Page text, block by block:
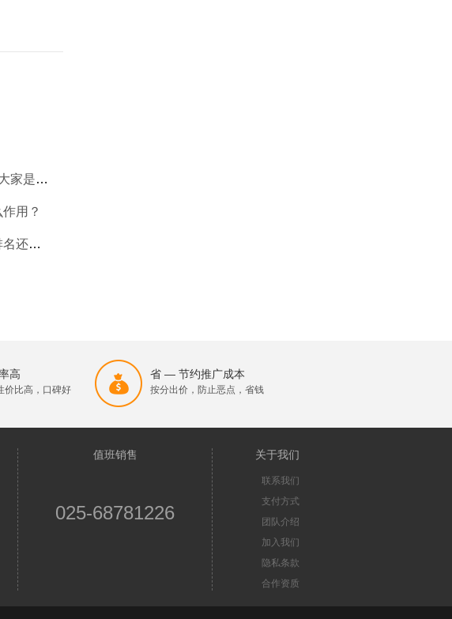
理解的
用？
靠后
高
价比高，口碑好
省 — 节约推广成本
按分出价，防止恶点，省钱
值班销售
025-68781226
关于我们
联系我们
支付方式
团队介绍
加入我们
隐私条款
合作资质